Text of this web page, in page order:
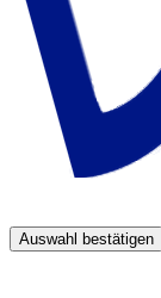
Auswahl bestätigen